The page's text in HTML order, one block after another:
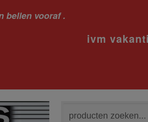
bellen vooraf .